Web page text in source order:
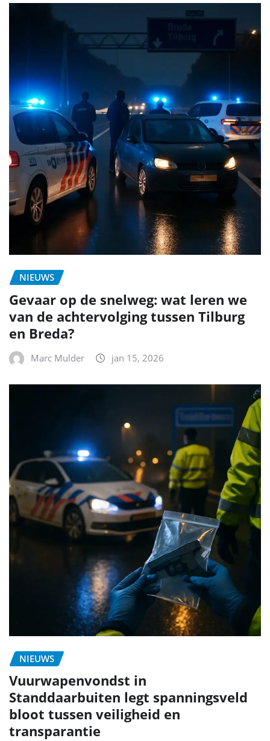
NIEUWS
Gevaar op de snelweg: wat leren we
van de achtervolging tussen Tilburg
en Breda?
Marc Mulder jan 15, 2026
NIEUWS
Vuurwapenvondst in
Standdaarbuiten legt spanningsveld
bloot tussen veiligheid en
transparantie